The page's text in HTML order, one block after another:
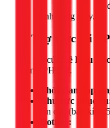
để
tình trạng máy.
📍 Thợ trực tại
Đội thợ của Lê Hữu Lộc
quận TPHCM.
Thời gian đáp
Khu vực phục vụ:
lân cận (bán kính
Hotline: